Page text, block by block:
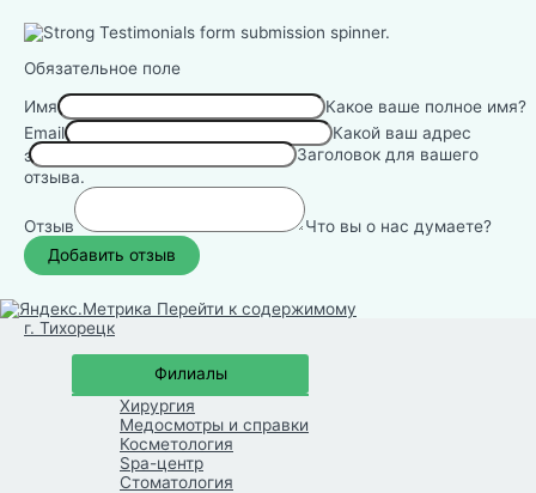
Обязательное поле
Имя
Какое ваше полное имя?
Email
Какой ваш адрес
электронной почты?
Заголовок для вашего
отзыва.
Отзыв Что вы о нас думаете?
Перейти к содержимому
г. Тихорецк
Филиалы
Хирургия
Медосмотры и справки
Косметология
Spa-центр
Стоматология